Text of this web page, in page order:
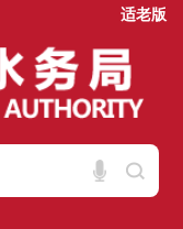
适老版